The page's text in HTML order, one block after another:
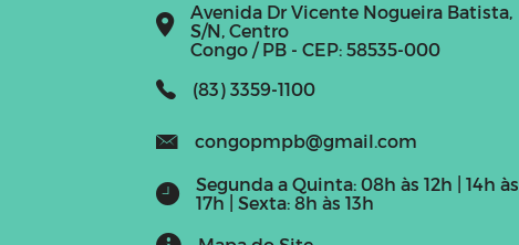
Avenida Dr Vicente Nogueira Batista,
S/N, Centro
Congo / PB - CEP: 58535-000
(83) 3359-1100
congopmpb@gmail.com
Segunda a Quinta: 08h às 12h | 14h às
17h | Sexta: 8h às 13h